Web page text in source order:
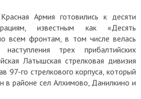
Армия готовились к десяти
известным как «Десять
всем фронтам, в том числе велась
трех прибалтийских
Латышская стрелковая дивизия
97-го стрелкового корпуса, который
в районе сел Алхимово, Данилкино и